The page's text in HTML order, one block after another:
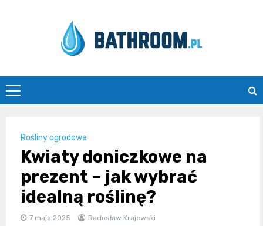
Bathroom.pl
Rośliny ogrodowe
Kwiaty doniczkowe na
prezent – jak wybrać
idealną roślinę?
7 maja 2025 Radosław Krajewski